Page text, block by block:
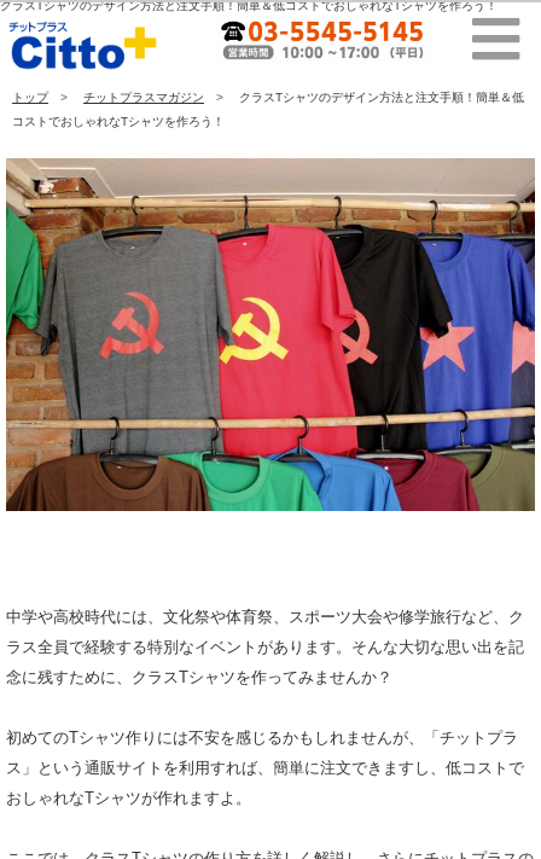
クラスTシャツのデザイン方法と注文手順！簡単＆低コストでおしゃれなTシャツを作ろう！
トップ チットプラスマガジン
クラスTシャツのデザイン方法と注文手順！簡単＆低
コストでおしゃれなTシャツを作ろう！
中学や高校時代には、文化祭や体育祭、スポーツ大会や修学旅行など、ク
ラス全員で経験する特別なイベントがあります。そんな大切な思い出を記
念に残すために、クラスTシャツを作ってみませんか？
初めてのTシャツ作りには不安を感じるかもしれませんが、「チットプラ
ス」という通販サイトを利用すれば、簡単に注文できますし、低コストで
おしゃれなTシャツが作れますよ。